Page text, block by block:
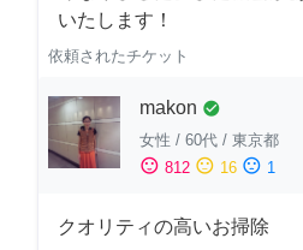
いたします！
依頼されたチケット
makon check_circle
女性 / 60代 / 東京都
sentiment_satisfied 812 sentiment_neutral 16 sentiment_dissatisfied 1
クオリティの高いお掃除